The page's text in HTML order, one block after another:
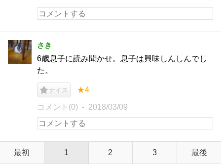
さき
6歳息子に読み聞かせ。息子は興味しんしんでし
た。
ナイス ★4
コメント(0) 2018/03/09
最初 1 2 3 最後